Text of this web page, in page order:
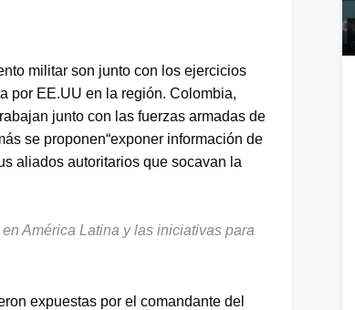
militar son junto con los ejercicios
por EE.UU en la región. Colombia,
junto con las fuerzas armadas de
se proponen“exponer información de
aliados autoritarios que socavan la
América Latina y las iniciativas para
expuestas por el comandante del